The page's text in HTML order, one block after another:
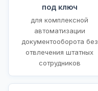
под ключ
для комплексной
автоматизации
документооборота без
отвлечения штатных
сотрудников